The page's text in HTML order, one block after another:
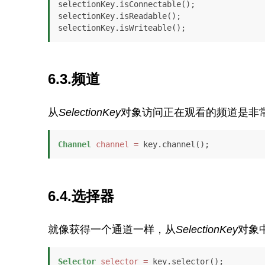
selectionKey.isConnectable();
selectionKey.isReadable();
selectionKey.isWriteable();
6.3.频道
从SelectionKey对象访问正在观看的频道是非
Channel channel = key.channel();
6.4.选择器
就像获得一个通道一样，从SelectionKey对象
Selector selector = key.selector();